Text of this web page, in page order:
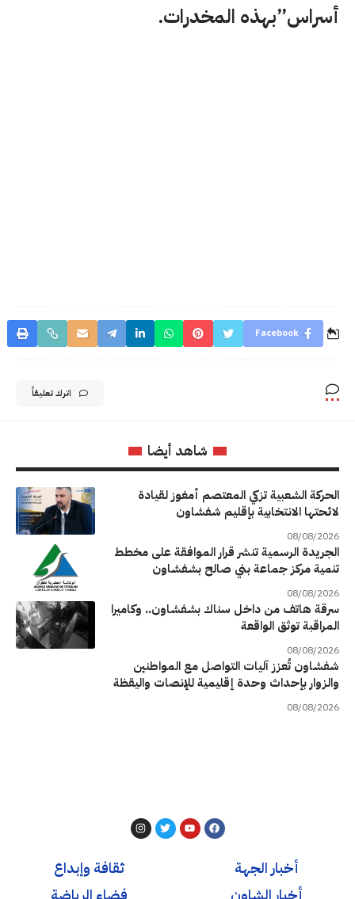
أسراس”بهذه المخدرات.
Facebook
اترك تعليقاً
شاهد أيضا
الحركة الشعبية تزكي المعتصم أمغوز لقيادة
لائحتها الانتخابية بإقليم شفشاون
08/08/2026
الجريدة الرسمية تنشر قرار الموافقة على مخطط
تنمية مركز جماعة بني صالح بشفشاون
08/08/2026
سرقة هاتف من داخل سناك بشفشاون.. وكاميرا
المراقبة توثق الواقعة
08/08/2026
شفشاون تُعزز آليات التواصل مع المواطنين
والزوار بإحداث وحدة إقليمية للإنصات واليقظة
08/08/2026
أخبار الجهة
أخبار الشاون
ثقافة وإبداع
فضاء الرياضة